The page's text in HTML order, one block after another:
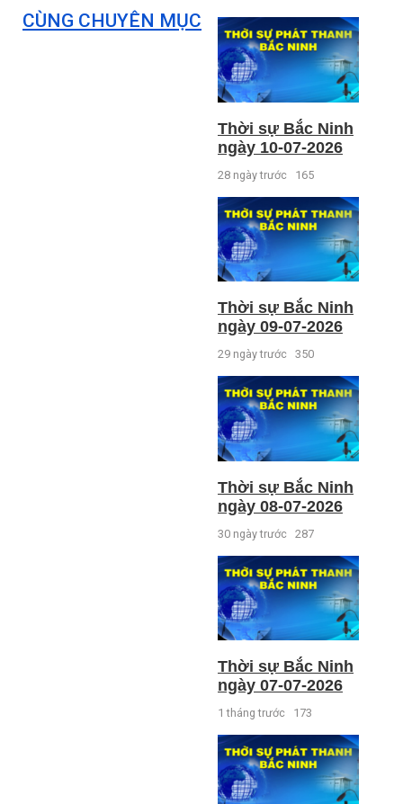
CÙNG CHUYÊN MỤC
Thời sự Bắc Ninh
ngày 10-07-2026
28 ngày trước 165
Thời sự Bắc Ninh
ngày 09-07-2026
29 ngày trước 350
Thời sự Bắc Ninh
ngày 08-07-2026
30 ngày trước 287
Thời sự Bắc Ninh
ngày 07-07-2026
1 tháng trước 173